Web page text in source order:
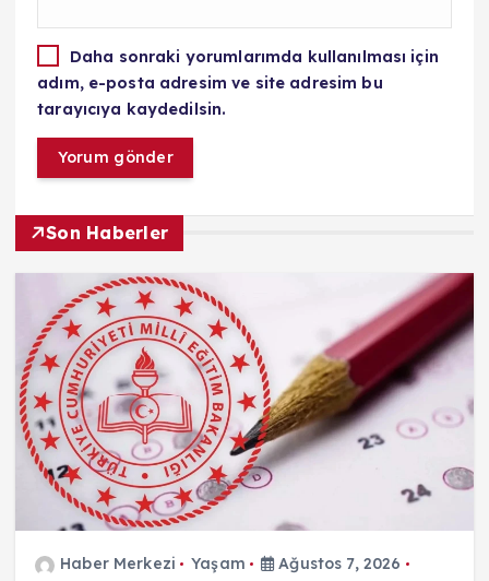
Daha sonraki yorumlarımda kullanılması için
adım, e-posta adresim ve site adresim bu
tarayıcıya kaydedilsin.
Son Haberler
Haber Merkezi Yaşam
Ağustos 7, 2026